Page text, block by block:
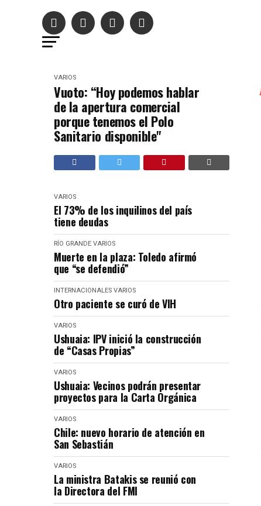
VARIOS
Vuoto: “Hoy podemos hablar
de la apertura comercial
porque tenemos el Polo
Sanitario disponible"
VARIOS
El 73% de los inquilinos del país
tiene deudas
RÍO GRANDE VARIOS
Muerte en la plaza: Toledo afirmó
que “se defendió”
INTERNACIONALES VARIOS
Otro paciente se curó de VIH
VARIOS
Ushuaia: IPV inició la construcción
de “Casas Propias”
VARIOS
Ushuaia: Vecinos podrán presentar
proyectos para la Carta Orgánica
VARIOS
Chile: nuevo horario de atención en
San Sebastián
VARIOS
La ministra Batakis se reunió con
la Directora del FMI